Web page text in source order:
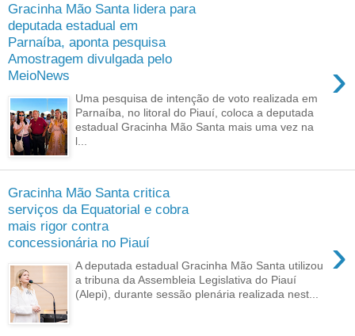
Gracinha Mão Santa lidera para
deputada estadual em
Parnaíba, aponta pesquisa
Amostragem divulgada pelo
MeioNews
›
Uma pesquisa de intenção de voto realizada em
Parnaíba, no litoral do Piauí, coloca a deputada
estadual Gracinha Mão Santa mais uma vez na
l...
Gracinha Mão Santa critica
serviços da Equatorial e cobra
mais rigor contra
concessionária no Piauí
›
A deputada estadual Gracinha Mão Santa utilizou
a tribuna da Assembleia Legislativa do Piauí
(Alepi), durante sessão plenária realizada nest...